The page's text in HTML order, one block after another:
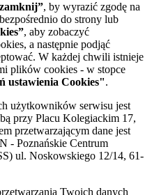
, by wyrazić zgodę na
do strony lub
, aby zobaczyć
a następnie podjąć
W każdej chwili istnieje
plików cookies - w stopce
ustawienia Cookies".
użytkowników serwisu jest
przy Placu Kolegiackim 17,
przetwarzającym dane jest
- Poznańskie Centrum
ul. Noskowskiego 12/14, 61-
Twoich danych